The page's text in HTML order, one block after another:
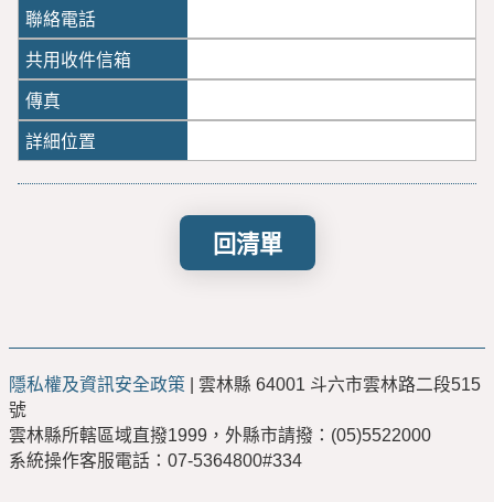
回清單
隱私權及資訊安全政策 | 雲林縣 64001 斗六市雲林路二段515
號
雲林縣所轄區域直撥1999，外縣市請撥：(05)5522000
系統操作客服電話：07-5364800#334